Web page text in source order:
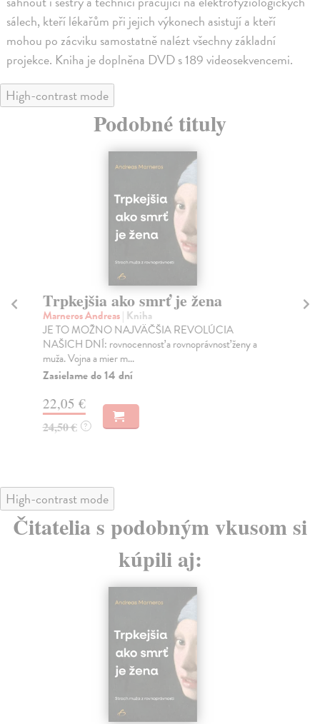
sálech, kteří lékařům při jejich výkonech asistují a kteří
mohou po zácviku samostatně nalézt všechny základní
projekce. Kniha je doplněna DVD s 189 videosekvencemi.
High-contrast mode
Podobné tituly
Trpkejšia ako smrť je žena
Marneros Andreas| Kniha
JE TO MOŽNO NAJVÄČŠIA REVOLÚCIA
NAŠICH DNÍ: rovnocennosť a rovnoprávnosť ženy a
muža. Vojna a mier m...
Zasielame do 14 dní
22,05 €
24,50 € ?
High-contrast mode
Čitatelia s podobným vkusom si
kúpili aj: